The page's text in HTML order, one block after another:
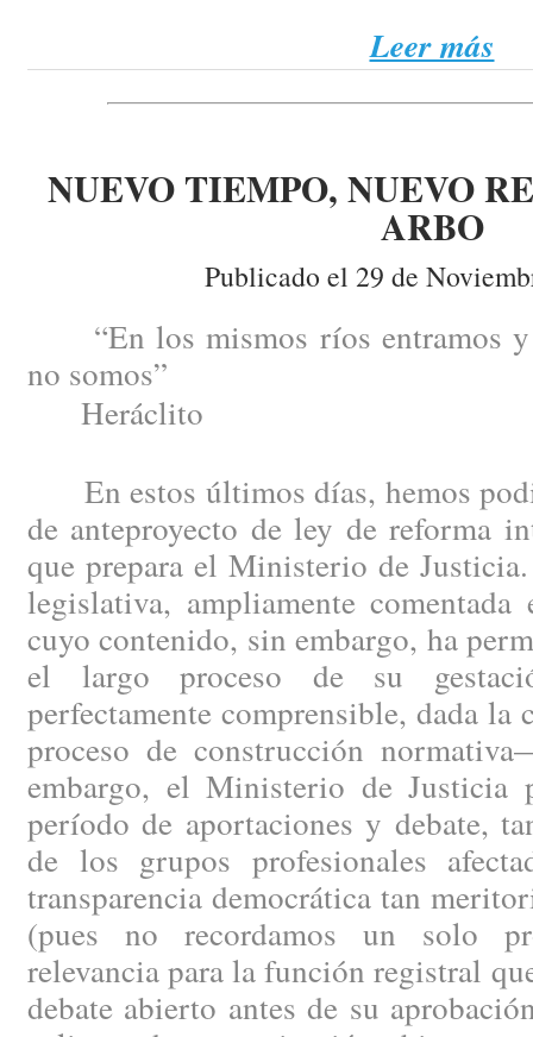
Leer más
NUEVO TIEMPO, NUEVO
ARBO
Publicado el 29 de
“En los mismos ríos entramos y
no somos”
Heráclito
En estos últimos días, hemos
de anteproyecto de ley de reforma
que prepara el Ministerio de
legislativa, ampliamente
cuyo contenido, sin embargo, ha
el largo proceso de su
perfectamente comprensible, dada
proceso de construcción
embargo, el Ministerio de Justicia
período de aportaciones y debate,
de los grupos profesionales
transparencia democrática tan
(pues no recordamos un solo
relevancia para la función registral
debate abierto antes de su